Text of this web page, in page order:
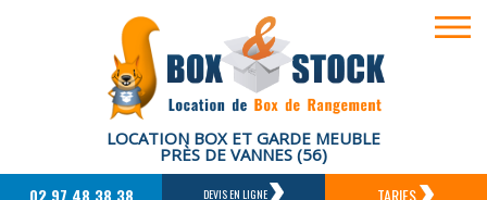
LOCATION BOX ET GARDE MEUBLE
PRÈS DE VANNES (56)
02 97 48 38 38 DEVIS EN LIGNE TARIFS